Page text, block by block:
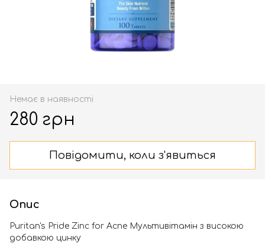
Немає в наявності
280 грн
Повідомити, коли з'явиться
Опис
Puritan's Pride Zinc for Acne Мультивітамін з високою
добавкою цинку